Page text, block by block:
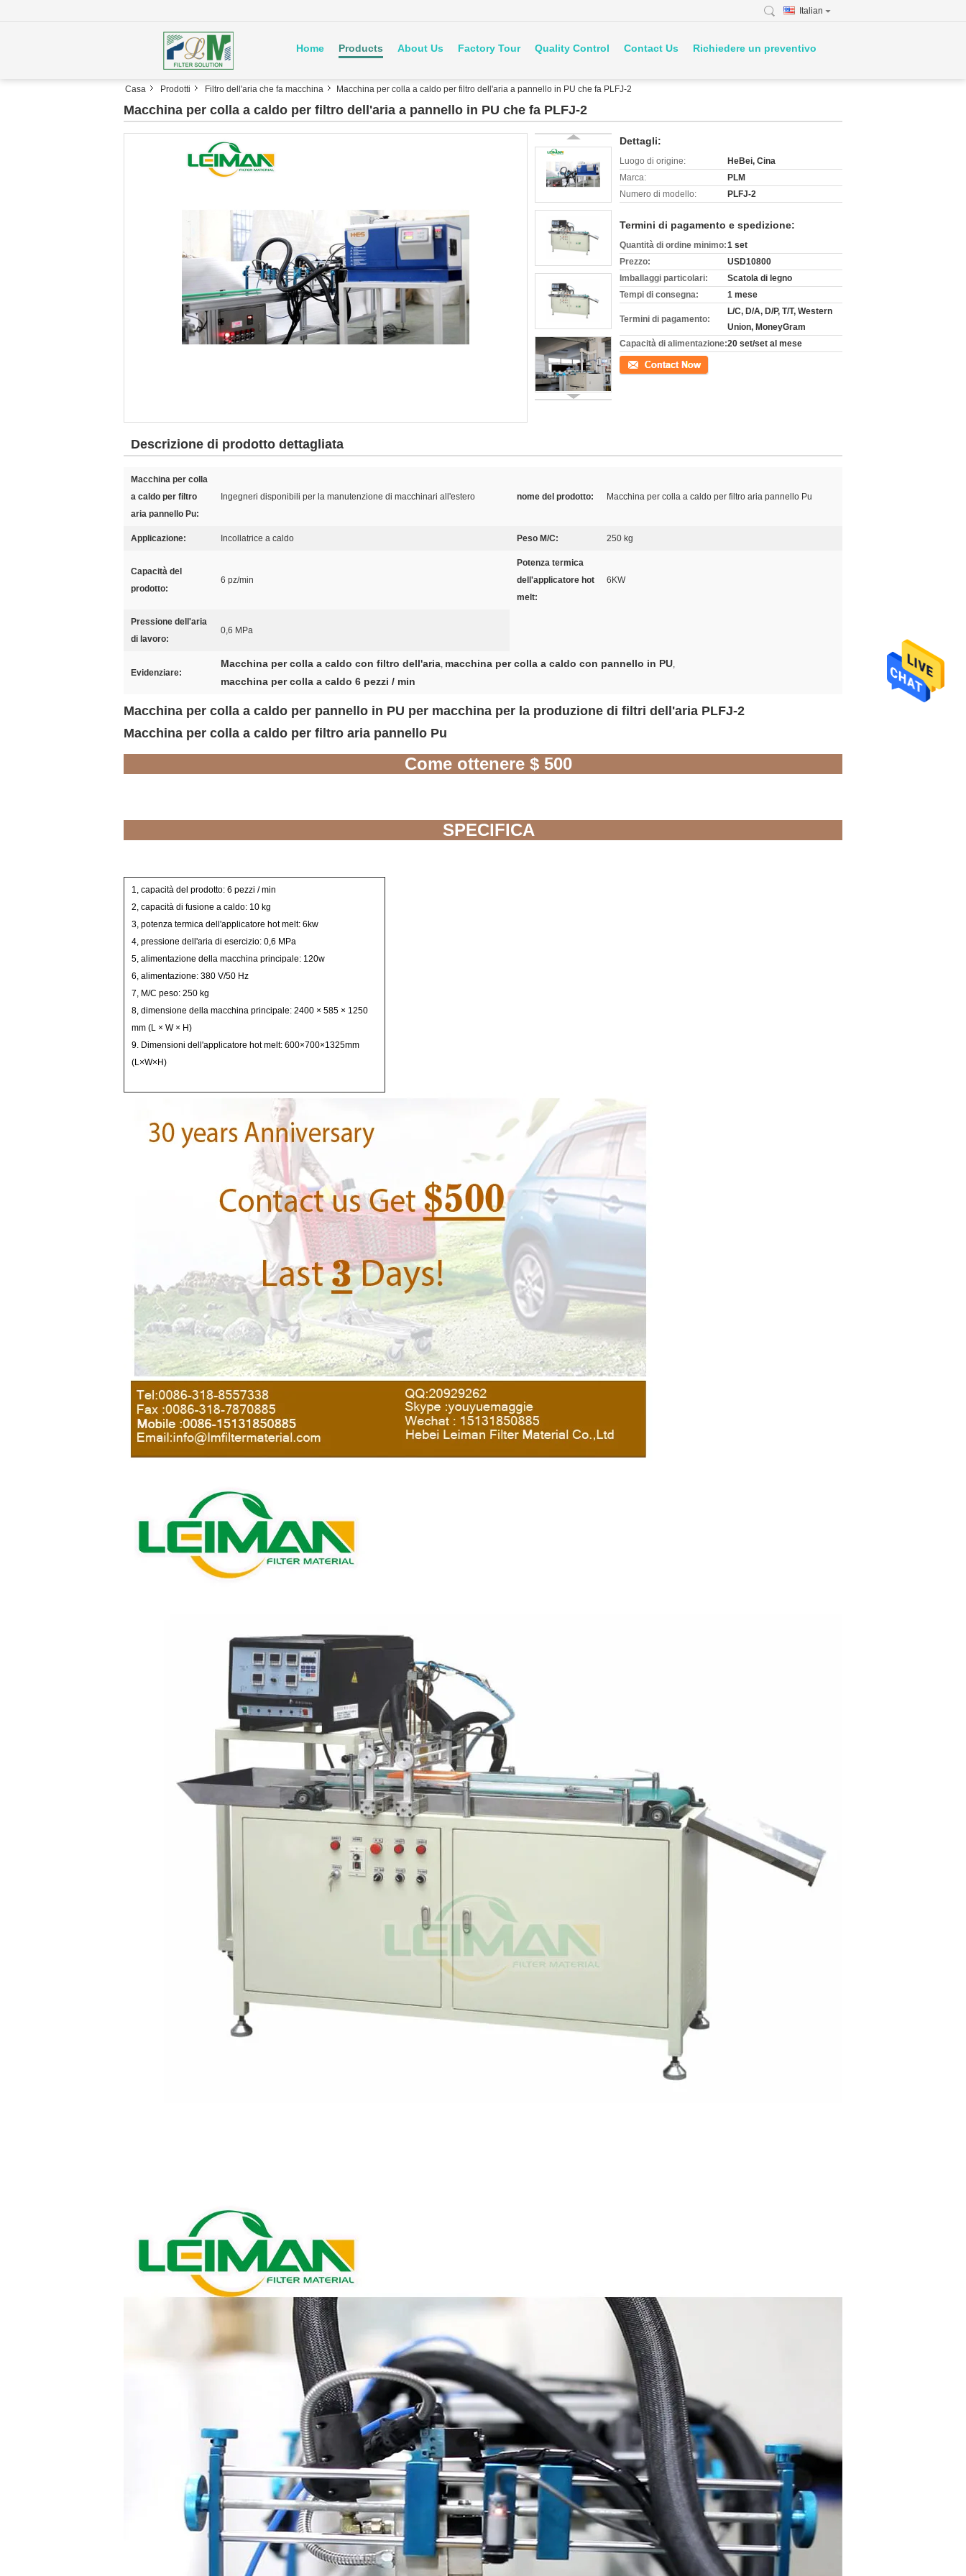
Italian
Home Products About Us Factory Tour Quality Control Contact Us Richiedere un preventivo
Casa Prodotti Filtro dell'aria che fa macchina Macchina per colla a caldo per filtro dell'aria a pannello in PU che fa PLFJ-2
Macchina per colla a caldo per filtro dell'aria a pannello in PU che fa PLFJ-2
Dettagli:
Luogo di origine:
HeBei, Cina
Marca:
PLM
Numero di modello:
PLFJ-2
Termini di pagamento e spedizione:
Quantità di ordine minimo:1 set
Prezzo:
USD10800
Imballaggi particolari:
Scatola di legno
Tempi di consegna:
1 mese
Termini di pagamento:
L/C, D/A, D/P, T/T, Western
Union, MoneyGram
Capacità di alimentazione:20 set/set al mese
Contatto
Descrizione di prodotto dettagliata
Macchina per colla
a caldo per filtro
aria pannello Pu:
Ingegneri disponibili per la manutenzione di macchinari all'estero nome del prodotto: Macchina per colla a caldo per filtro aria pannello Pu
Applicazione: Incollatrice a caldo Peso M/C: 250 kg
Capacità del
prodotto:
6 pz/min
Potenza termica
dell'applicatore hot
melt:
6KW
Pressione dell'aria
di lavoro:
0,6 MPa
Evidenziare:
Macchina per colla a caldo con filtro dell'aria, macchina per colla a caldo con pannello in PU,
macchina per colla a caldo 6 pezzi / min
Macchina per colla a caldo per pannello in PU per macchina per la produzione di filtri dell'aria PLFJ-2
Macchina per colla a caldo per filtro aria pannello Pu
Come ottenere $ 500
SPECIFICA
1, capacità del prodotto: 6 pezzi / min
2, capacità di fusione a caldo: 10 kg
3, potenza termica dell'applicatore hot melt: 6kw
4, pressione dell'aria di esercizio: 0,6 MPa
5, alimentazione della macchina principale: 120w
6, alimentazione: 380 V/50 Hz
7, M/C peso: 250 kg
8, dimensione della macchina principale: 2400 × 585 × 1250
mm (L × W × H)
9. Dimensioni dell'applicatore hot melt: 600×700×1325mm
(L×W×H)